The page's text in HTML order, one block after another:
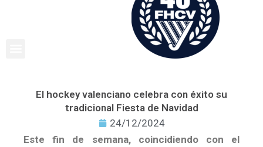
El hockey valenciano celebra con éxito su
tradicional Fiesta de Navidad
24/12/2024
Este fin de semana, coincidiendo con el